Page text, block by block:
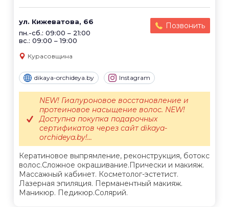
ул. Кижеватова, 66
пн.-сб.: 09:00 – 21:00
вс.: 09:00 – 19:00
Позвонить
Курасовщина
dikaya-orchideya.by Instagram
Кератиновое выпрямление, реконструкция, ботокс
волос.Сложное окрашивание.Прически и макияж.
Массажный кабинет. Косметолог-эстетист.
Лазерная эпиляция. Перманентный макияж.
Маникюр. Педикюр.Солярий.
NEW! Гиалуроновое восстановление и
протеиновое насыщение волос. NEW!
Доступна покупка подарочных
сертификатов через сайт dikaya-
orchideya.by!...